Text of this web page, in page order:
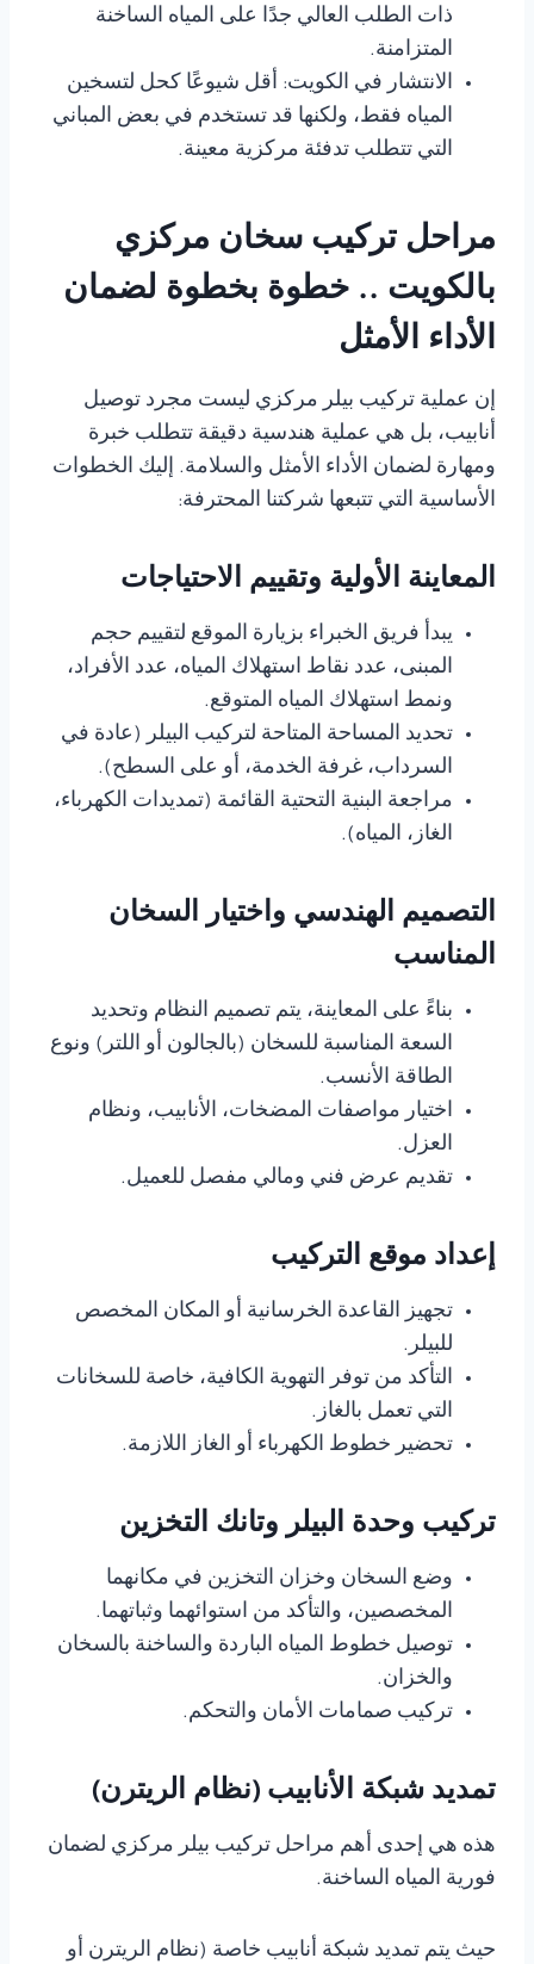
ذات الطلب العالي جدًا على المياه الساخنة
المتزامنة.
الانتشار في الكويت: أقل شيوعًا كحل لتسخين
المياه فقط، ولكنها قد تستخدم في بعض المباني
التي تتطلب تدفئة مركزية معينة.
مراحل تركيب سخان مركزي
بالكويت .. خطوة بخطوة لضمان
الأداء الأمثل
إن عملية تركيب بيلر مركزي ليست مجرد توصيل
أنابيب، بل هي عملية هندسية دقيقة تتطلب خبرة
ومهارة لضمان الأداء الأمثل والسلامة. إليك الخطوات
الأساسية التي تتبعها شركتنا المحترفة:
المعاينة الأولية وتقييم الاحتياجات
يبدأ فريق الخبراء بزيارة الموقع لتقييم حجم
المبنى، عدد نقاط استهلاك المياه، عدد الأفراد،
ونمط استهلاك المياه المتوقع.
تحديد المساحة المتاحة لتركيب البيلر (عادة في
السرداب، غرفة الخدمة، أو على السطح).
مراجعة البنية التحتية القائمة (تمديدات الكهرباء،
الغاز، المياه).
التصميم الهندسي واختيار السخان
المناسب
بناءً على المعاينة، يتم تصميم النظام وتحديد
السعة المناسبة للسخان (بالجالون أو اللتر) ونوع
الطاقة الأنسب.
اختيار مواصفات المضخات، الأنابيب، ونظام
العزل.
تقديم عرض فني ومالي مفصل للعميل.
إعداد موقع التركيب
تجهيز القاعدة الخرسانية أو المكان المخصص
للبيلر.
التأكد من توفر التهوية الكافية، خاصة للسخانات
التي تعمل بالغاز.
تحضير خطوط الكهرباء أو الغاز اللازمة.
تركيب وحدة البيلر وتانك التخزين
وضع السخان وخزان التخزين في مكانهما
المخصصين، والتأكد من استوائهما وثباتهما.
توصيل خطوط المياه الباردة والساخنة بالسخان
والخزان.
تركيب صمامات الأمان والتحكم.
تمديد شبكة الأنابيب (نظام الريترن)
هذه هي إحدى أهم مراحل تركيب بيلر مركزي لضمان
فورية المياه الساخنة.
حيث يتم تمديد شبكة أنابيب خاصة (نظام الريترن أو